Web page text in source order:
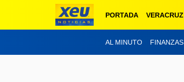
PORTADA VERACRUZ
AL MINUTO FINANZAS